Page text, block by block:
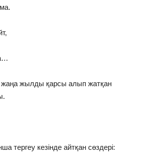
жаңа жылды қарсы алып жатқан
тергеу кезінде айтқан сөздері: